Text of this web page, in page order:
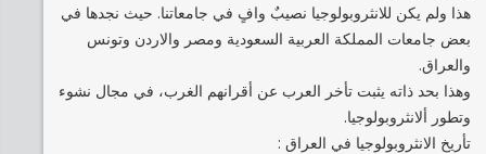
هذا ولم يكن للانثروبولوجيا نصيبٌ وافٍ في جامعاتنا. حيث نجدها في
بعض جامعات المملكة العربية السعودية ومصر والاردن وتونس
والعراق.
وهذا بحد ذاته يثبت تأخر العرب عن أقرانهم الغرب، في مجال نشوء
وتطور ألانثروبولوجيا.
تأريخ الانثروبولوجيا في العراق :